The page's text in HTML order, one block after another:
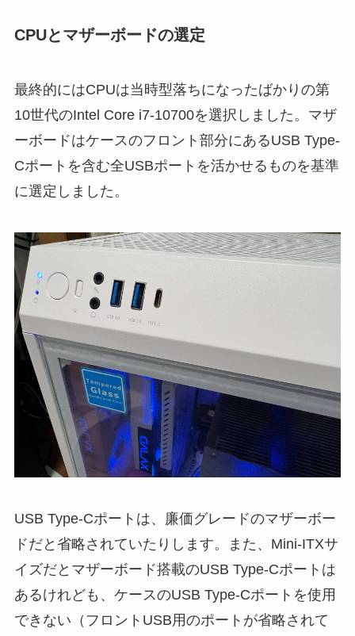
CPUとマザーボードの選定
最終的にはCPUは当時型落ちになったばかりの第
10世代のIntel Core i7-10700を選択しました。マザ
ーボードはケースのフロント部分にあるUSB Type-
Cポートを含む全USBポートを活かせるものを基準
に選定しました。
USB Type-Cポートは、廉価グレードのマザーボー
ドだと省略されていたりします。また、Mini-ITXサ
イズだとマザーボード搭載のUSB Type-Cポートは
あるけれども、ケースのUSB Type-Cポートを使用
できない（フロントUSB用のポートが省略されて